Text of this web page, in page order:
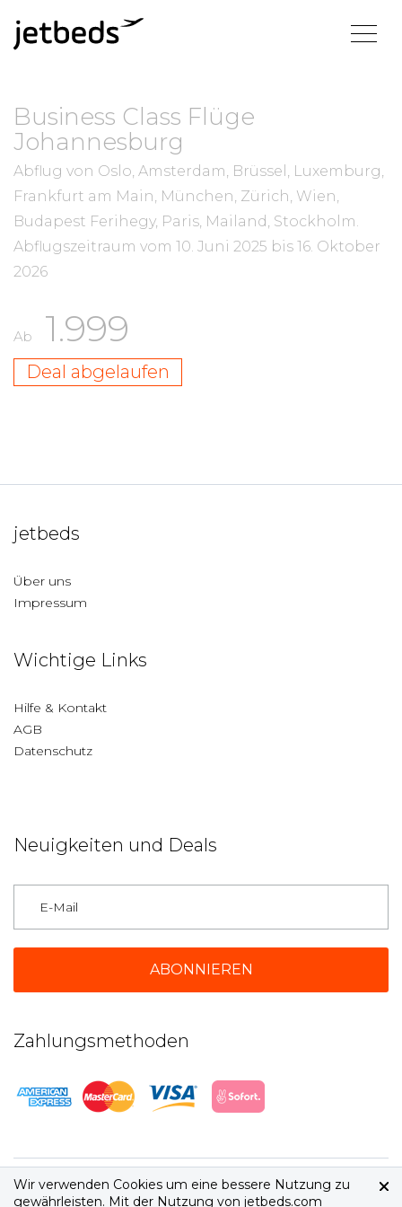
Business Class Flüge
Johannesburg
Abflug von Oslo, Amsterdam, Brüssel, Luxemburg,
Frankfurt am Main, München, Zürich, Wien,
Budapest Ferihegy, Paris, Mailand, Stockholm.
Abflugszeitraum vom 10. Juni 2025 bis 16. Oktober
2026
Ab 1.999
Deal abgelaufen
jetbeds
Über uns
Impressum
Wichtige Links
Hilfe & Kontakt
AGB
Datenschutz
Neuigkeiten und Deals
Zahlungsmethoden
2026 © jetbeds.com AGB|Datenschutz
Wir verwenden Cookies um eine bessere Nutzung zu
gewährleisten. Mit der Nutzung von jetbeds.com